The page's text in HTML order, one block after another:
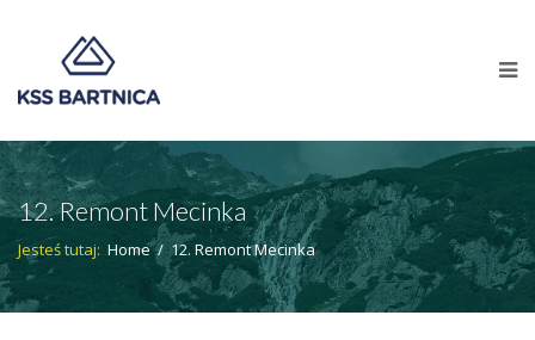
12. Remont Mecinka
Jesteś tutaj: Home / 12. Remont Mecinka